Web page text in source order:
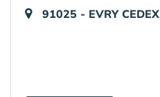
91025 - EVRY CEDEX